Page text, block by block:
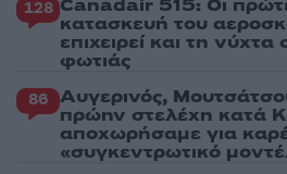
128 Canadair 515: Οι
κατασκευή του
επιχειρεί και τη
φωτιάς
86 Αυγερινός,
πρώην στελέχη κατά
αποχωρήσαμε για
«συγκεντρωτικό